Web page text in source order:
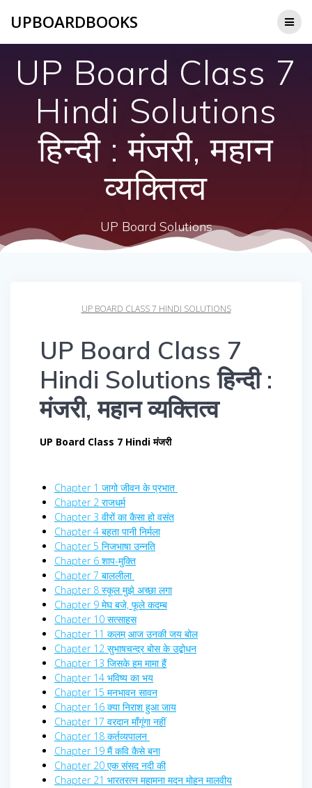
UPBOARDBOOKS
UP Board Class 7
Hindi Solutions
हिन्दी : मंजरी, महान
व्यक्तित्व
UP Board Solutions
UP BOARD CLASS 7 HINDI SOLUTIONS
UP Board Class 7
Hindi Solutions हिन्दी :
मंजरी, महान व्यक्तित्व
UP Board Class 7 Hindi मंजरी
Chapter 1 जागो जीवन के प्रभात
Chapter 2 राजधर्म
Chapter 3 वीरों का कैसा हो वसंत
Chapter 4 बहता पानी निर्मला
Chapter 5 निजभाषा उन्नति
Chapter 6 शाप-मुक्ति
Chapter 7 बाललीला
Chapter 8 स्कूल मुझे अच्छा लगा
Chapter 9 मेघ बजे, फूले कदम्ब
Chapter 10 सत्साहस
Chapter 11 कलम् आज उनकी जय बोल
Chapter 12 सुभाषचन्द्र बोस के उद्बोधन
Chapter 13 जिसके हम मामा हैं
Chapter 14 भविष्य का भय
Chapter 15 मनभावन सावन
Chapter 16 क्या निराश हुआ जाय
Chapter 17 वरदान माँगूंगा नहीं
Chapter 18 कर्तव्यपालन
Chapter 19 मैं कवि कैसे बना
Chapter 20 एक संसद नदी की
Chapter 21 भारतरत्न महामना मदन मोहन मालवीय